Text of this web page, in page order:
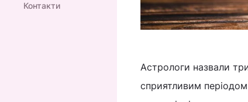
Контакти
Астрологи назвали
сприятливим періодом